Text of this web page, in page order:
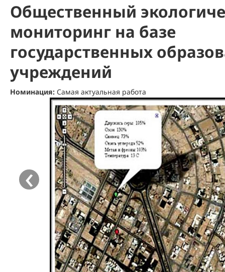
Общественный
мониторинг на базе
государственных
учреждений
Номинация: Cамая актуальная работа
‹